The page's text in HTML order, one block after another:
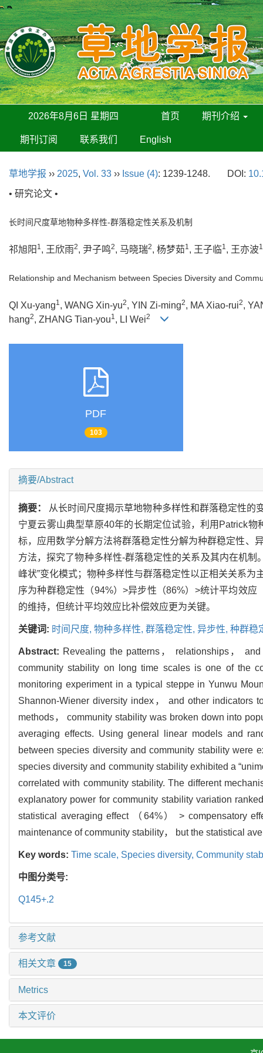
2026年8月6日 星期四 首页 期刊介绍
期刊订阅 联系我们 English
草地学报 ›› 2025, Vol. 33 ›› Issue (4): 1239-1248. DOI:
• 研究论文 •
长时间尺度草地物种多样性-群落稳定性关系及机制
祁旭阳 1, 王欣雨2, 尹子鸣2, 马晓瑞2, 杨梦茹1, 王子临1, 王亦波1
Relationship and Mechanism between Species Diversity and
QI Xu-yang1, WANG Xin-yu2, YIN Zi-ming2, MA Xiao-rui2,
hang2, ZHANG Tian-you1, LI Wei2
PDF
103
摘要/Abstract
摘要：
从长时间尺度揭示草地物种多样性和群落稳定性
宁夏云雾山典型草原40年的长期定位试验，利用Patrick
标，应用数学分解方法将群落稳定性分解为种群稳定性、
方法，探究了物种多样性-群落稳定性的关系及其内在机
峰状”变化模式；物种多样性与群落稳定性以正相关关系
序为种群稳定性（94%）>异步性（86%）>统计平均效
的维持，但统计平均效应比补偿效应更为关键。
关键词: 时间尺度, 物种多样性, 群落稳定性, 异步性, 种群稳
Abstract: Revealing the patterns， relationships，
community stability on long time scales is one of the
monitoring experiment in a typical steppe in Yunwu
Shannon-Wiener diversity index， and other indicators
methods， community stability was broken down into
averaging effects. Using general linear models and
between species diversity and community stability were
species diversity and community stability exhibited a
correlated with community stability. The different
explanatory power for community stability variation
statistical averaging effect （64%） > compensatory
maintenance of community stability， but the statistical
Key words: Time scale, Species diversity, Community
中图分类号:
Q145+.2
参考文献
相关文章 15
Metrics
本文评价